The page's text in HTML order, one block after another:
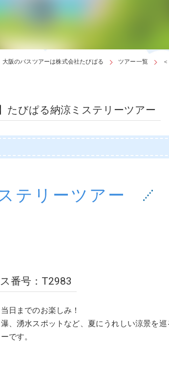
和
大阪のバスツアーは株式会社たびぱる ツアー一覧
たびぱる納涼ミステリーツアー
テリーツアー
番号：T2983
日までのお楽しみ！
、湧水スポットなど、夏にうれしい涼景を巡
です。